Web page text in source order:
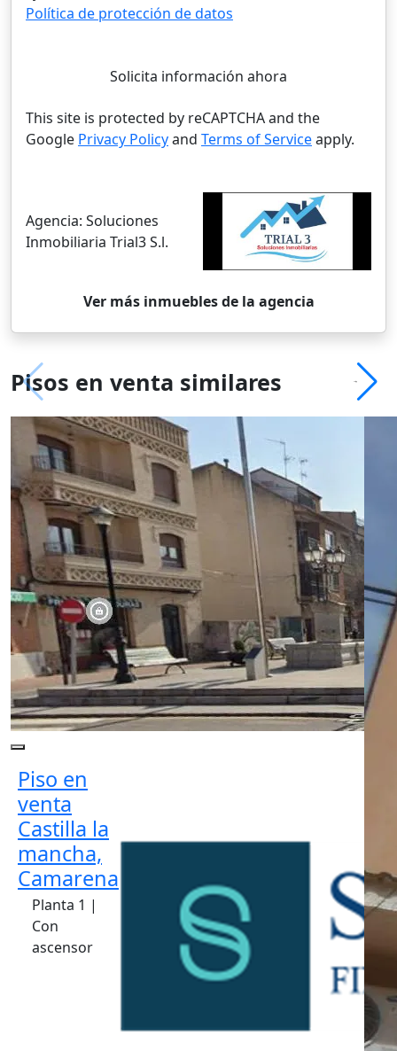
Política de protección de datos
Solicita información ahora
This site is protected by reCAPTCHA and the
Google Privacy Policyand Terms of Serviceapply.
Agencia: Soluciones
Inmobiliaria Trial3 S.l.
Ver más inmuebles de la agencia
Pisos en venta similares
Piso en
venta
Castilla la
mancha,
Camarena
Planta 1 |
Con
ascensor